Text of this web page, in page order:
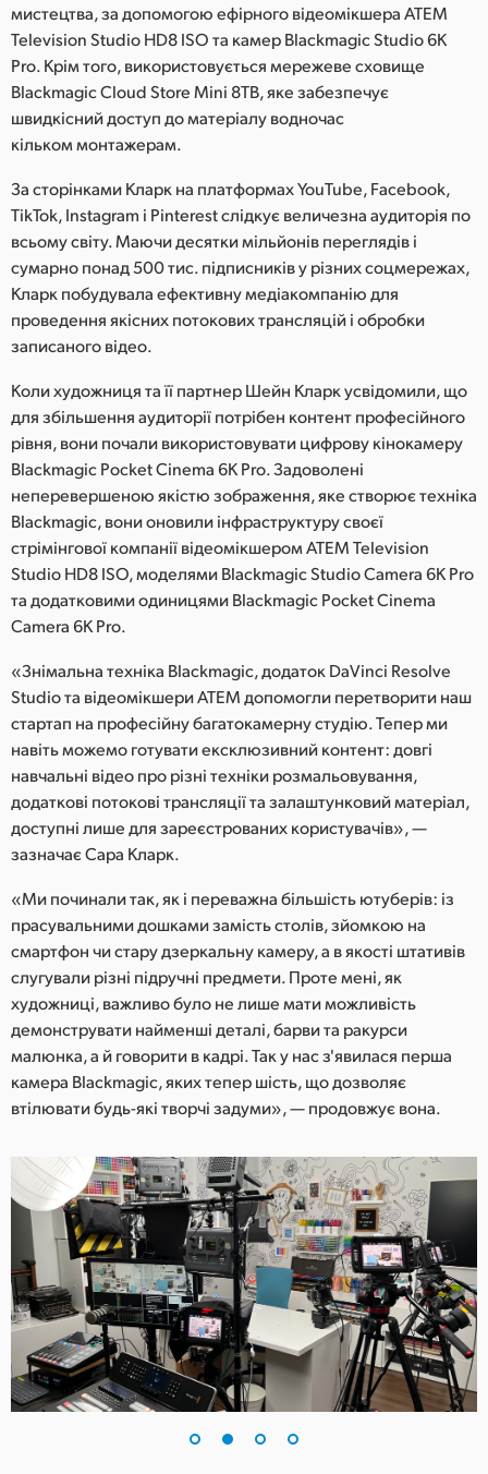
Mexico
Malaysia
Netherlands
Norway
Poland
Portugal
Singapore
South Africa
Spain
Sweden
Chinese Taipei
Turkey
UAE
Ukraine
United Kingdom
United States
мистецтва, за допомогою ефірного відеомікшера ATEM
Television Studio HD8 ISO та камер Blackmagic Studio 6K
Pro. Крім того, використовується мережеве сховище
Blackmagic Cloud Store Mini 8TB, яке забезпечує
швидкісний доступ до матеріалу водночас
кільком монтажерам.
За сторінками Кларк на платформах YouTube, Facebook,
TikTok, Instagram і Pinterest слідкує величезна аудиторія по
всьому світу. Маючи десятки мільйонів переглядів і
сумарно понад 500 тис. підписників у різних соцмережах,
Кларк побудувала ефективну медіакомпанію для
проведення якісних потокових трансляцій і обробки
записаного відео.
Коли художниця та її партнер Шейн Кларк усвідомили, що
для збільшення аудиторії потрібен контент професійного
рівня, вони почали використовувати цифрову кінокамеру
Blackmagic Pocket Cinema 6K Pro. Задоволені
неперевершеною якістю зображення, яке створює техніка
Blackmagic, вони оновили інфраструктуру своєї
стрімінгової компанії відеомікшером ATEM Television
Studio HD8 ISO, моделями Blackmagic Studio Camera 6K Pro
та додатковими одиницями Blackmagic Pocket Cinema
Camera 6K Pro.
«Знімальна техніка Blackmagic, додаток DaVinci Resolve
Studio та відеомікшери ATEM допомогли перетворити наш
стартап на професійну багатокамерну студію. Тепер ми
навіть можемо готувати ексклюзивний контент: довгі
навчальні відео про різні техніки розмальовування,
додаткові потокові трансляції та залаштунковий матеріал,
доступні лише для зареєстрованих користувачів», —
зазначає Сара Кларк.
«Ми починали так, як і переважна більшість ютуберів: із
прасувальними дошками замість столів, зйомкою на
смартфон чи стару дзеркальну камеру, а в якості штативів
слугували різні підручні предмети. Проте мені, як
художниці, важливо було не лише мати можливість
демонструвати найменші деталі, барви та ракурси
малюнка, а й говорити в кадрі. Так у нас з'явилася перша
камера Blackmagic, яких тепер шість, що дозволяє
втілювати будь-які творчі задуми», — продовжує вона.